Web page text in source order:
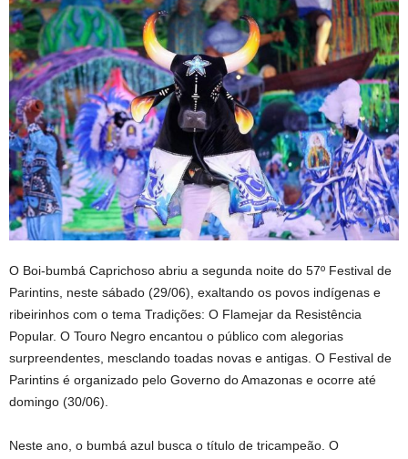
O Boi-bumbá Caprichoso abriu a segunda noite do 57º Festival de
Parintins, neste sábado (29/06), exaltando os povos indígenas e
ribeirinhos com o tema Tradições: O Flamejar da Resistência
Popular. O Touro Negro encantou o público com alegorias
surpreendentes, mesclando toadas novas e antigas. O Festival de
Parintins é organizado pelo Governo do Amazonas e ocorre até
domingo (30/06).
Neste ano, o bumbá azul busca o título de tricampeão. O